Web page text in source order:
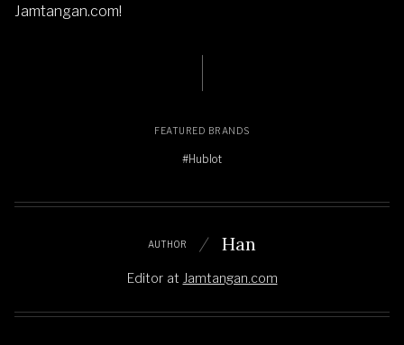
Jamtangan.com!
FEATURED BRANDS
#Hublot
AUTHOR Han
Editor at Jamtangan.com